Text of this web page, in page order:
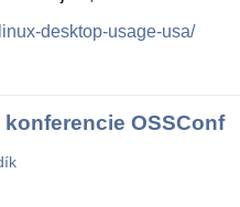
desktop-usage-usa/
OSSConf